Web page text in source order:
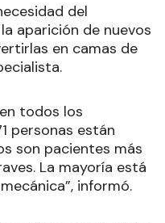
del
aparición de nuevos
en camas de
todos los
personas están
son pacientes más
La mayoría está
informó.